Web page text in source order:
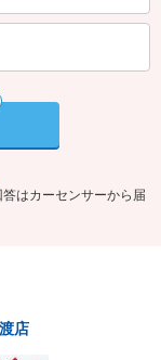
はカーセンサーから届
店